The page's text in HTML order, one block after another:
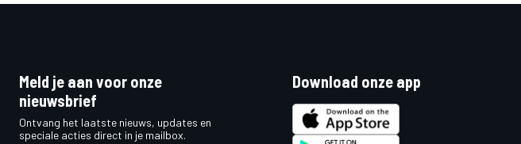
Meld je aan voor onze
nieuwsbrief
Ontvang het laatste nieuws, updates en
speciale acties direct in je mailbox.
Download onze app